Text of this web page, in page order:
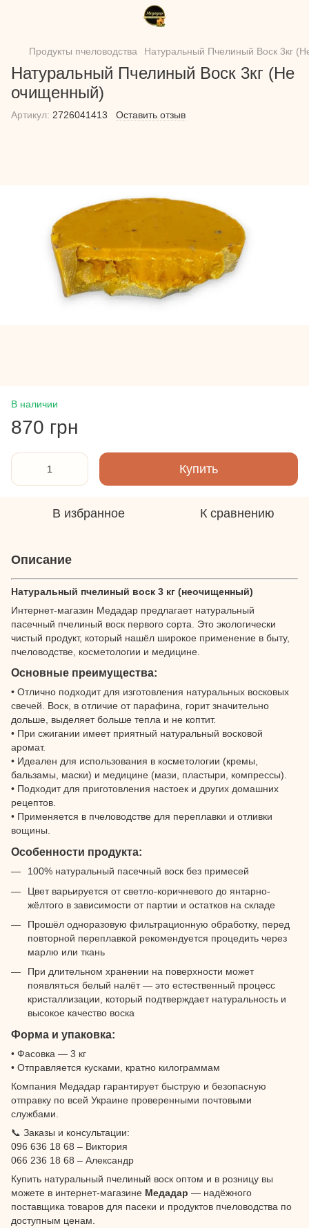
Продукты пчеловодства Натуральный Пчелиный Воск 3кг
Натуральный Пчелиный Воск 3кг (Не
очищенный)
Артикул: 2726041413 Оставить отзыв
В наличии
870 грн
Купить
В избранное К сравнению
Описание
Натуральный пчелиный воск 3 кг (неочищенный)
Интернет-магазин Медадар предлагает натуральный
пасечный пчелиный воск первого сорта. Это экологически
чистый продукт, который нашёл широкое применение в быту,
пчеловодстве, косметологии и медицине.
Основные преимущества:
• Отлично подходит для изготовления натуральных восковых
свечей. Воск, в отличие от парафина, горит значительно
дольше, выделяет больше тепла и не коптит.
• При сжигании имеет приятный натуральный восковой
аромат.
• Идеален для использования в косметологии (кремы,
бальзамы, маски) и медицине (мази, пластыри, компрессы).
• Подходит для приготовления настоек и других домашних
рецептов.
• Применяется в пчеловодстве для переплавки и отливки
вощины.
Особенности продукта:
100% натуральный пасечный воск без примесей
Цвет варьируется от светло-коричневого до янтарно-
жёлтого в зависимости от партии и остатков на складе
Прошёл одноразовую фильтрационную обработку, перед
повторной переплавкой рекомендуется процедить через
марлю или ткань
При длительном хранении на поверхности может
появляться белый налёт — это естественный процесс
кристаллизации, который подтверждает натуральность и
высокое качество воска
Форма и упаковка:
• Фасовка — 3 кг
• Отправляется кусками, кратно килограммам
Компания Медадар гарантирует быструю и безопасную
отправку по всей Украине проверенными почтовыми
службами.
📞 Заказы и консультации:
096 636 18 68 – Виктория
066 236 18 68 – Александр
Купить натуральный пчелиный воск оптом и в розницу вы
можете в интернет-магазине Медадар — надёжного
поставщика товаров для пасеки и продуктов пчеловодства по
доступным ценам.